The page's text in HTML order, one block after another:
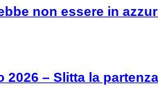
non essere in
– Slitta la